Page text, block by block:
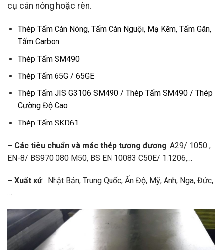
cụ cán nóng hoặc rèn.
Thép Tấm Cán Nóng, Tấm Cán Nguội, Mạ Kẽm, Tấm Gân,
Tấm Carbon
Thép Tấm SM490
Thép Tấm 65G / 65GE
Thép Tấm JIS G3106 SM490 / Thép Tấm SM490 / Thép
Cường Độ Cao
Thép Tấm SKD61
– Các tiêu chuẩn và mác thép tương đương: A29/ 1050 ,
EN-8/ BS970 080 M50, BS EN 10083 C50E/ 1.1206,…
– Xuất xứ: Nhật Bản, Trung Quốc, Ấn Độ, Mỹ, Anh, Nga, Đức,
…